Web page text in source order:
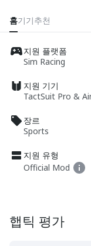
홈기기추천
지원 플랫폼
Sim Racing
지원 기기
TactSuit Pro &
장르
Sports
지원 유형
Official Mod
햅틱 평가